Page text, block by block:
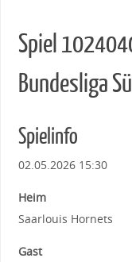
Spiel
Bundesliga
Spielinfo
02.05.2026 15:30
Heim
Saarlouis Hornets
Gast